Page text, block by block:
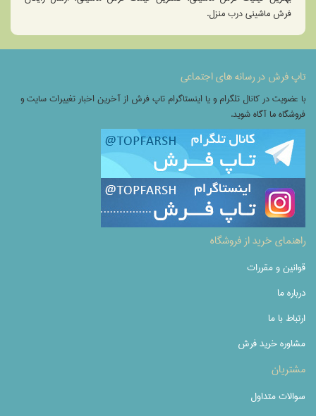
فرش ماشینی درب منزل.
تاپ فرش در رسانه های اجتماعی
با عضویت در کانال تلگرام و یا اینستاگرام تاپ فرش از آخرین اخبار تغییرات سایت و
فروشگاه ما آگاه شوید.
راهنمای خرید از فروشگاه
قوانین و مقررات
درباره ما
ارتباط با ما
مشاوره خرید فرش
مشتریان
سوالات متداول